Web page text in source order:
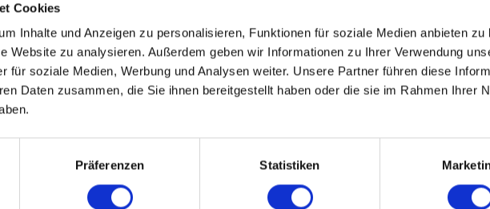
Cookies
Inhalte und Anzeigen zu personalisieren, Funktionen für soziale Medien anbieten zu
Website zu analysieren. Außerdem geben wir Informationen zu Ihrer Verwendung
für soziale Medien, Werbung und Analysen weiter. Unsere Partner führen diese
Daten zusammen, die Sie ihnen bereitgestellt haben oder die sie im Rahmen Ihrer
Präferenzen Statistiken
WEITERE EVENTS IN MÜNSTER .